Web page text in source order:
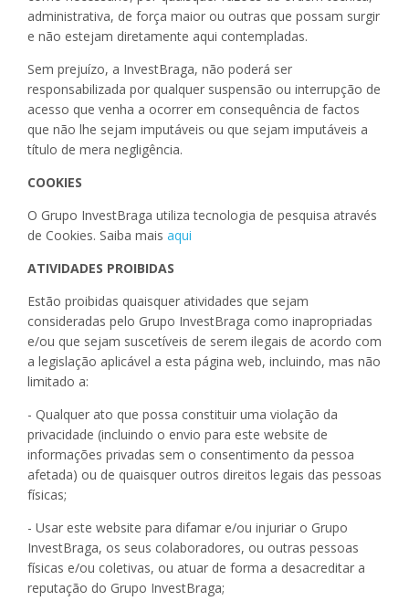
administrativa, de força maior ou outras que possam surgir
e não estejam diretamente aqui contempladas.
Sem prejuízo, a InvestBraga, não poderá ser
responsabilizada por qualquer suspensão ou interrupção de
acesso que venha a ocorrer em consequência de factos
que não lhe sejam imputáveis ou que sejam imputáveis a
título de mera negligência.
COOKIES
O Grupo InvestBraga utiliza tecnologia de pesquisa através
de Cookies. Saiba mais aqui
ATIVIDADES PROIBIDAS
Estão proibidas quaisquer atividades que sejam
consideradas pelo Grupo InvestBraga como inapropriadas
e/ou que sejam suscetíveis de serem ilegais de acordo com
a legislação aplicável a esta página web, incluindo, mas não
limitado a:
- Qualquer ato que possa constituir uma violação da
privacidade (incluindo o envio para este website de
informações privadas sem o consentimento da pessoa
afetada) ou de quaisquer outros direitos legais das pessoas
físicas;
- Usar este website para difamar e/ou injuriar o Grupo
InvestBraga, os seus colaboradores, ou outras pessoas
físicas e/ou coletivas, ou atuar de forma a desacreditar a
reputação do Grupo InvestBraga;